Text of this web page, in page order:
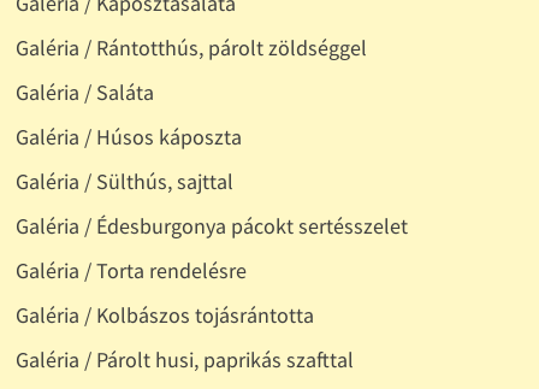
Galéria / Rántotthús, párolt zöldséggel
Galéria / Saláta
Galéria / Húsos káposzta
Galéria / Sülthús, sajttal
Galéria / Édesburgonya pácokt sertésszelet
Galéria / Torta rendelésre
Galéria / Kolbászos tojásrántotta
Galéria / Párolt husi, paprikás szafttal